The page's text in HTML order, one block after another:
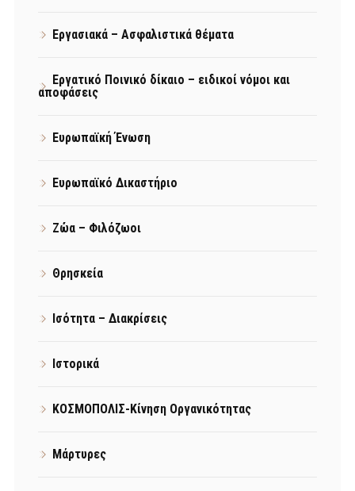
Εργασιακά – Ασφαλιστικά θέματα
Εργατικό Ποινικό δίκαιο – ειδικοί νόμοι και
αποφάσεις
Ευρωπαϊκή Ένωση
Ευρωπαϊκό Δικαστήριο
Ζώα – Φιλόζωοι
Θρησκεία
Ισότητα – Διακρίσεις
Ιστορικά
ΚΟΣΜΟΠΟΛΙΣ-Κίνηση Οργανικότητας
Μάρτυρες